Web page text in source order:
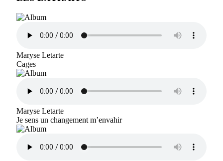
Maryse Letarte
Cages
Maryse Letarte
Je sens un changement m’envahir